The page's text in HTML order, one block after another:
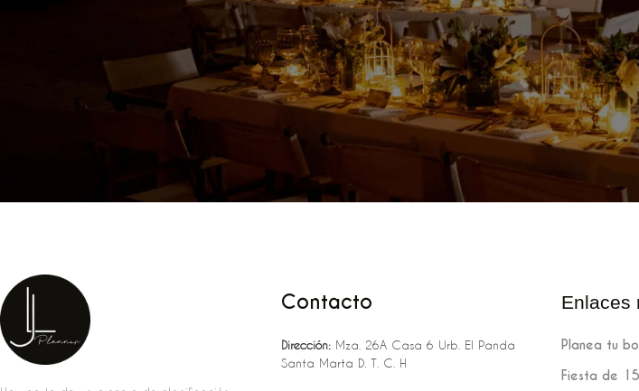
Contacto
Dirección:Mza. 26A Casa 6 Urb. El Panda
Santa Marta D. T. C. H
Enlaces
Planea tu
Fiesta de 15